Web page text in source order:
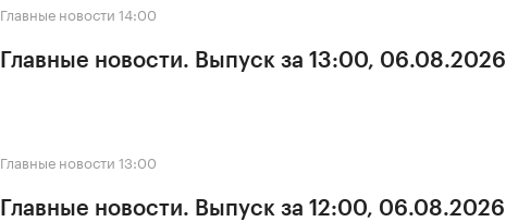
Главные новости 14:00
Главные новости. Выпуск за 13:00, 06.08.2026
Главные новости 13:00
Главные новости. Выпуск за 12:00, 06.08.2026